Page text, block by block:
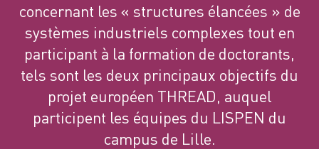
concernant les « structures élancées » de
systèmes industriels complexes tout en
participant à la formation de doctorants,
tels sont les deux principaux objectifs du
projet européen THREAD, auquel
participent les équipes du LISPEN du
campus de Lille.